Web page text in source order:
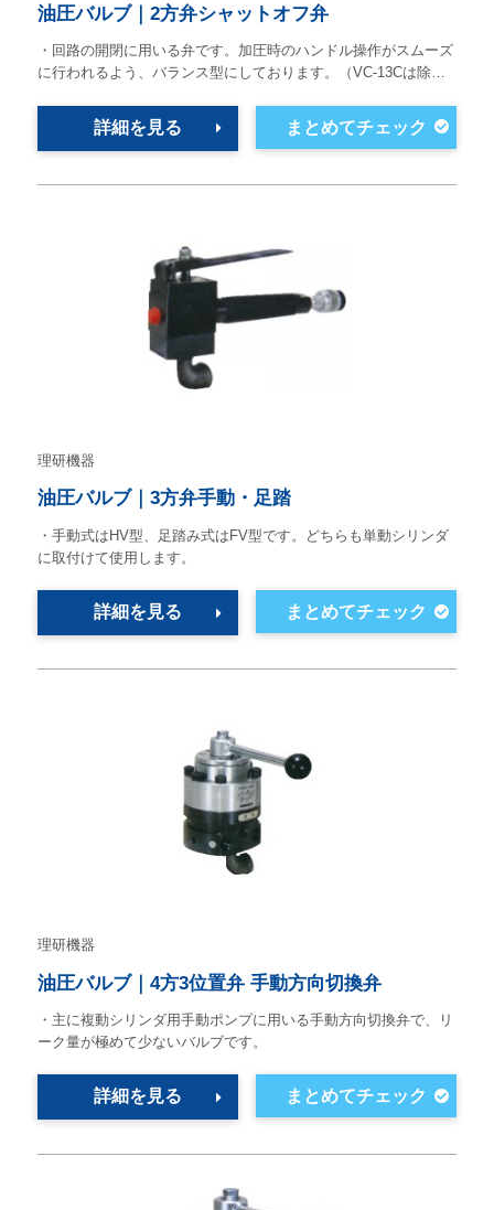
油圧バルブ｜2方弁シャットオフ弁
・回路の開閉に用いる弁です。加圧時のハンドル操作がスムーズ
に行われるよう、バランス型にしております。（VC-13Cは除…
詳細を見る
理研機器
油圧バルブ｜3方弁手動・足踏
・手動式はHV型、足踏み式はFV型です。どちらも単動シリンダ
に取付けて使用します。
詳細を見る
理研機器
油圧バルブ｜4方3位置弁 手動方向切換弁
・主に複動シリンダ用手動ポンプに用いる手動方向切換弁で、リ
ーク量が極めて少ないバルブです。
詳細を見る